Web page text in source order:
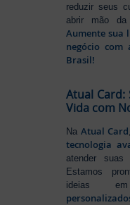
reduzir seus
abrir mão da
Aumente sua
negócio
Brasil!
Atual Card:
Vida com
Na Atual Card
tecnologia
atender suas
Estamos
ideias